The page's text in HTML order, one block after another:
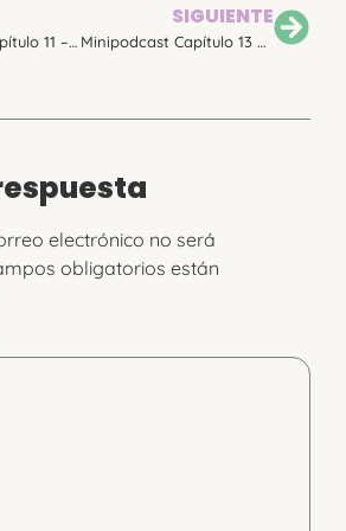
Minipodcast Capítulo 11 – Introducir chupete
SIGUIENTE
Minipodcast Capítulo 13 – Mamá, ponle valor a tu maternidad
electrónico no será
obligatorios están